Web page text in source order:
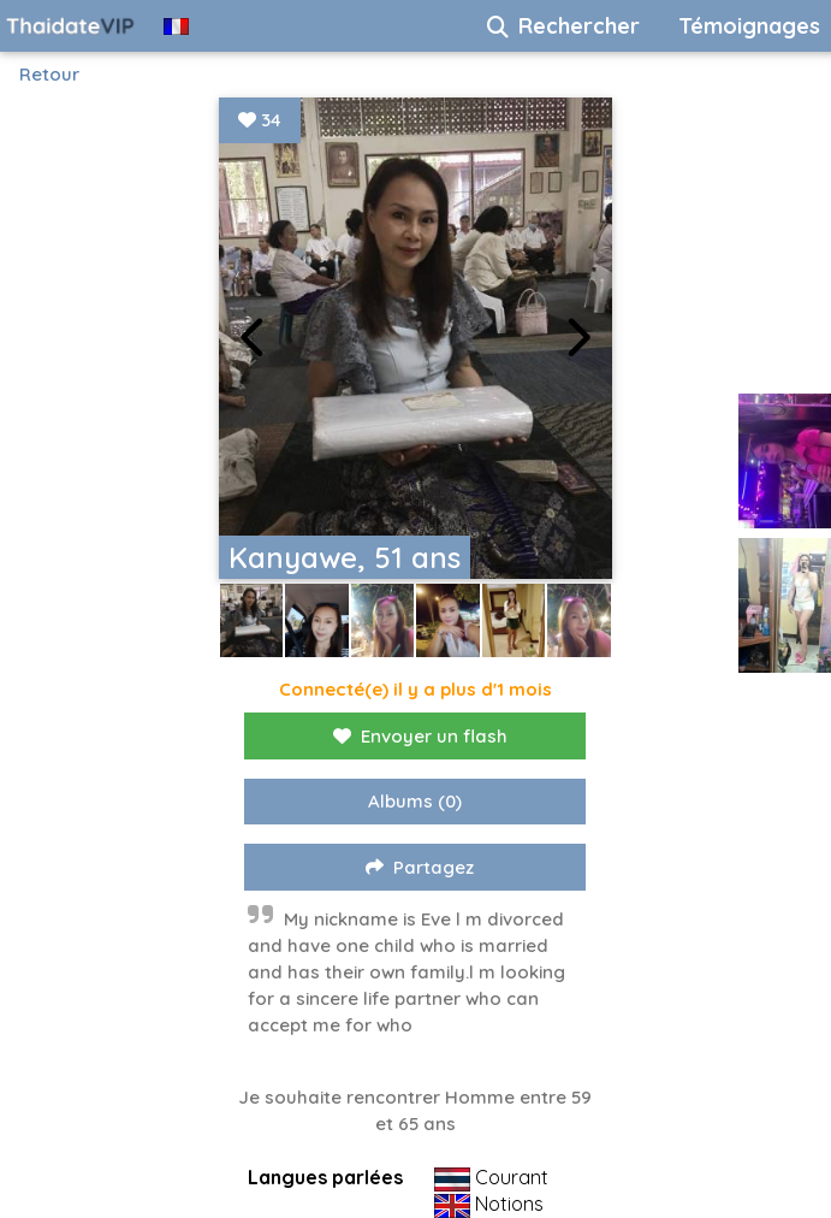
Rechercher Témoignages
Retour
Kanyawe, 51 ans
34
Connecté(e) il y a plus d'1 mois
Envoyer un flash
Albums (0)
Partagez
My nickname is Eve l m divorced
and have one child who is married
and has their own family.l m looking
for a sincere life partner who can
accept me for who
Je souhaite rencontrer Homme entre 59
et 65 ans
Langues parlées
Courant
Notions